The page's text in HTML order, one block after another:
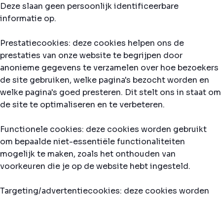
Deze slaan geen persoonlijk identificeerbare
informatie op.
Prestatiecookies: deze cookies helpen ons de
prestaties van onze website te begrijpen door
anonieme gegevens te verzamelen over hoe bezoekers
de site gebruiken, welke pagina's bezocht worden en
welke pagina's goed presteren. Dit stelt ons in staat om
de site te optimaliseren en te verbeteren.
Functionele cookies: deze cookies worden gebruikt
om bepaalde niet-essentiële functionaliteiten
mogelijk te maken, zoals het onthouden van
voorkeuren die je op de website hebt ingesteld.
Targeting/advertentiecookies: deze cookies worden